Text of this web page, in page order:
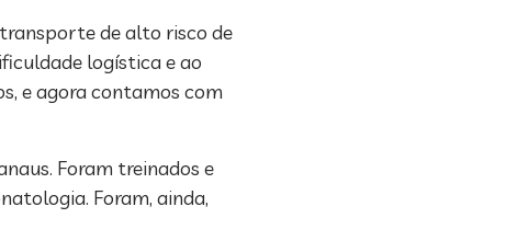
de alto risco de
logística e ao
e agora contamos com
Foram treinados e
Foram, ainda,